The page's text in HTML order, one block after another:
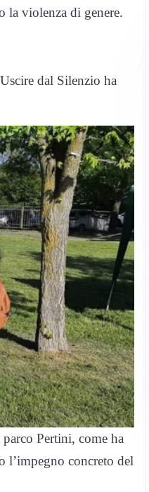
la violenza di genere.
dal Silenzio ha
Pertini, come ha
l’impegno concreto del